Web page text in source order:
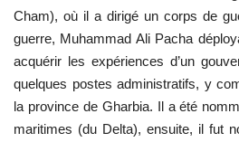
L'Égypte
Mouvement de la jeunesse de
Nasser
Cham), où il a dirigé un corps de
guerre, Muhammad Ali Pacha
acquérir les expériences d’un
quelques postes administratifs, y
la province de Gharbia. Il a été
maritimes (du Delta), ensuite, il fut